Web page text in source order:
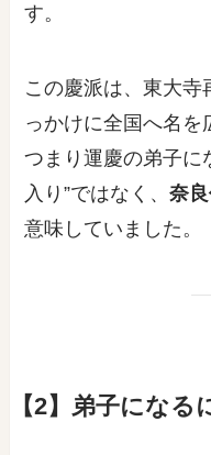
す。
この慶派は、東大寺
っかけに全国へ名を
つまり運慶の弟子に
入り”ではなく、奈
意味していました。
【2】弟子になる